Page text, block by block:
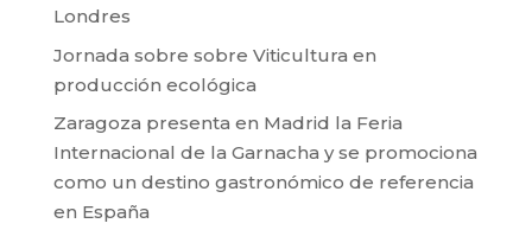
Londres
Jornada sobre sobre Viticultura en
producción ecológica
Zaragoza presenta en Madrid la Feria
Internacional de la Garnacha y se promociona
como un destino gastronómico de referencia
en España